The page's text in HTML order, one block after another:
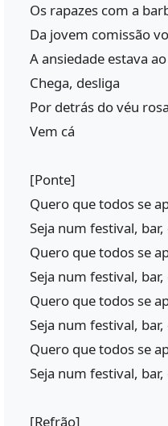
Os rapazes com a
Da jovem comissão
A ansiedade estava
Chega, desliga
Por detrás do véu
Vem cá
[Ponte]
Quero que todos se
Seja num festival,
Quero que todos se
Seja num festival,
Quero que todos se
Seja num festival,
Quero que todos se
Seja num festival,
[Refrão]